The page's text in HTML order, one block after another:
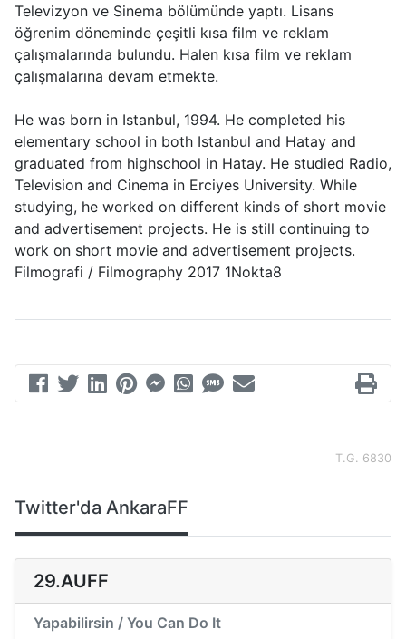
Televizyon ve Sinema bölümünde yaptı. Lisans
öğrenim döneminde çeşitli kısa film ve reklam
çalışmalarında bulundu. Halen kısa film ve reklam
çalışmalarına devam etmekte.
He was born in Istanbul, 1994. He completed his
elementary school in both Istanbul and Hatay and
graduated from highschool in Hatay. He studied Radio,
Television and Cinema in Erciyes University. While
studying, he worked on different kinds of short movie
and advertisement projects. He is still continuing to
work on short movie and advertisement projects.
Filmografi / Filmography 2017 1Nokta8
T.G. 6830
Twitter'da AnkaraFF
29.AUFF
Yapabilirsin / You Can Do It